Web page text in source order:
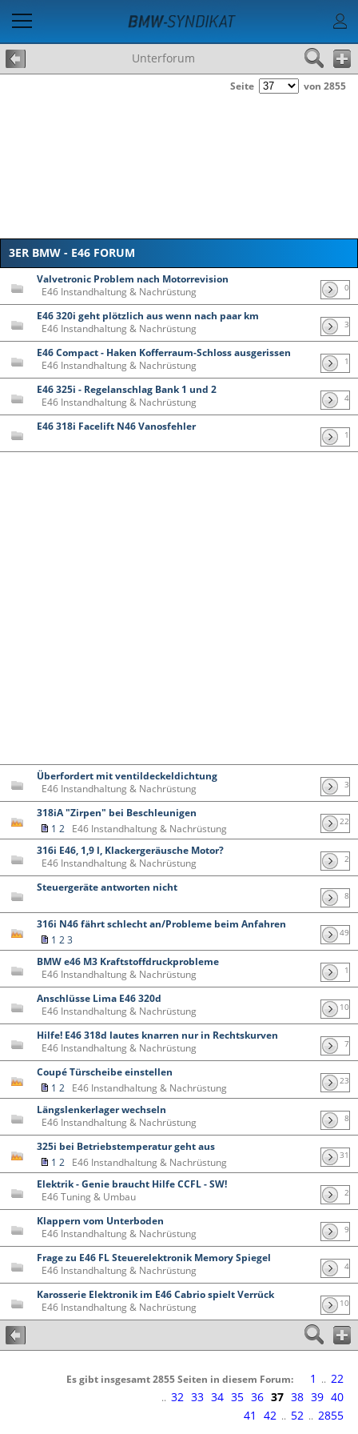
Unterforum
Seite von 2855
3ER BMW - E46 FORUM
Valvetronic Problem nach Motorrevision
E46 Instandhaltung & Nachrüstung
0
E46 320i geht plötzlich aus wenn nach paar km
E46 Instandhaltung & Nachrüstung
3
E46 Compact - Haken Kofferraum-Schloss ausgerissen
E46 Instandhaltung & Nachrüstung
1
E46 325i - Regelanschlag Bank 1 und 2
E46 Instandhaltung & Nachrüstung
4
E46 318i Facelift N46 Vanosfehler
1
Überfordert mit ventildeckeldichtung
E46 Instandhaltung & Nachrüstung
3
318iA "Zirpen" bei Beschleunigen
1 2 E46 Instandhaltung & Nachrüstung
22
316i E46, 1,9 l, Klackergeräusche Motor?
E46 Instandhaltung & Nachrüstung
2
Steuergeräte antworten nicht
8
316i N46 fährt schlecht an/Probleme beim Anfahren
1 23
49
BMW e46 M3 Kraftstoffdruckprobleme
E46 Instandhaltung & Nachrüstung
1
Anschlüsse Lima E46 320d
E46 Instandhaltung & Nachrüstung
10
Hilfe! E46 318d lautes knarren nur in Rechtskurven
E46 Instandhaltung & Nachrüstung
7
Coupé Türscheibe einstellen
1 2 E46 Instandhaltung & Nachrüstung
23
Längslenkerlager wechseln
E46 Instandhaltung & Nachrüstung
8
325i bei Betriebstemperatur geht aus
1 2 E46 Instandhaltung & Nachrüstung
31
Elektrik - Genie braucht Hilfe CCFL - SW!
E46 Tuning & Umbau
2
Klappern vom Unterboden
E46 Instandhaltung & Nachrüstung
9
Frage zu E46 FL Steuerelektronik Memory Spiegel
E46 Instandhaltung & Nachrüstung
4
Karosserie Elektronik im E46 Cabrio spielt Verrück
E46 Instandhaltung & Nachrüstung
10
Es gibt insgesamt 2855 Seiten in diesem Forum: 1 .. 22
.. 32 33 34 35 36 37 38 39 40
41
42 .. 52 .. 2855